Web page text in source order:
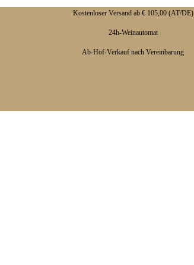
Kostenloser Versand ab € 105,00 (AT/DE)
24h-Weinautomat
Ab-Hof-Verkauf nach Vereinbarung